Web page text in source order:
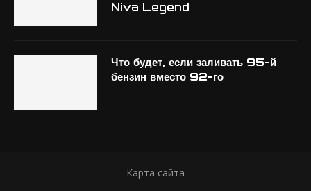
Niva Legend
Что будет, если заливать 95-й
бензин вместо 92-го
Карта сайта